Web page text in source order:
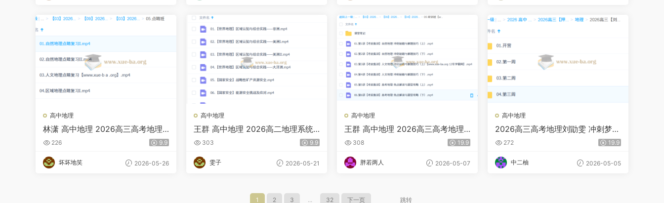
高中地理
林潇 高中地理 2026高三高考地理
决战冲刺点睛班
226 9.9
坏坏地笑 2026-05-26
高中地理
王群 高中地理 2026高二地理系统
班 春季班
303 9.9
雯子 2026-05-21
高中地理
王群 高中地理 2026高三高考地理
密训班
308 19.9
胖若两人 2026-05-07
高中地理
2026高三高考地理刘勖雯 冲刺梦想
典当铺
272 19.9
中二柚 2026-05-05
1 2 3 ... 32 下一页 跳转